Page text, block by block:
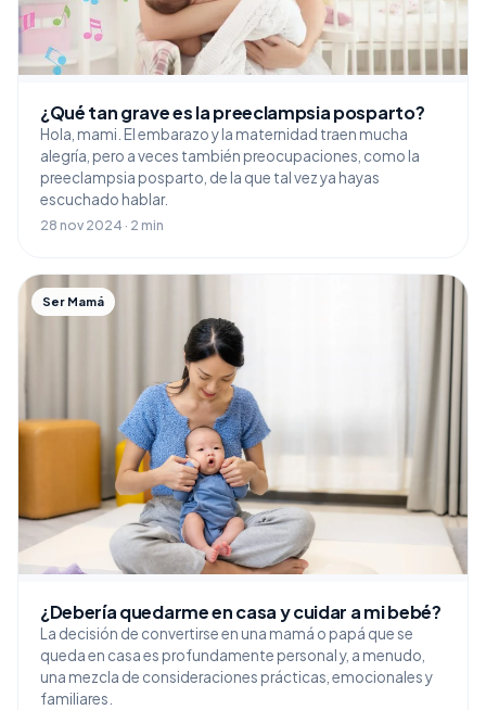
¿Qué tan grave es la preeclampsia posparto?
Hola, mami. El embarazo y la maternidad traen mucha
alegría, pero a veces también preocupaciones, como la
preeclampsia posparto, de la que tal vez ya hayas
escuchado hablar.
28 nov 2024 · 2 min
Ser Mamá
¿Debería quedarme en casa y cuidar a mi bebé?
La decisión de convertirse en una mamá o papá que se
queda en casa es profundamente personal y, a menudo,
una mezcla de consideraciones prácticas, emocionales y
familiares.